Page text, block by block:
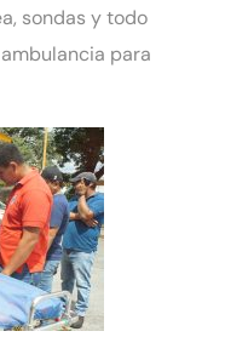
sondas y todo
para